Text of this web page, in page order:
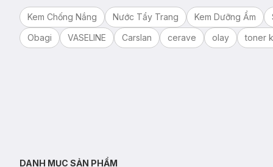
Kem Chống Nắng Nước Tẩy Trang Kem Dưỡng Ẩm
Obagi
VASELINE Carslan cerave olay toner
DANH MỤC SẢN PHẨM